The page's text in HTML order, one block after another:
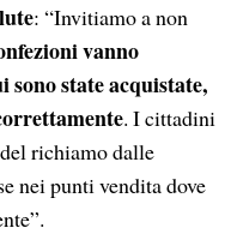
: “Invitiamo a non
vanno
state acquistate,
. I cittadini
richiamo dalle
nei punti vendita dove